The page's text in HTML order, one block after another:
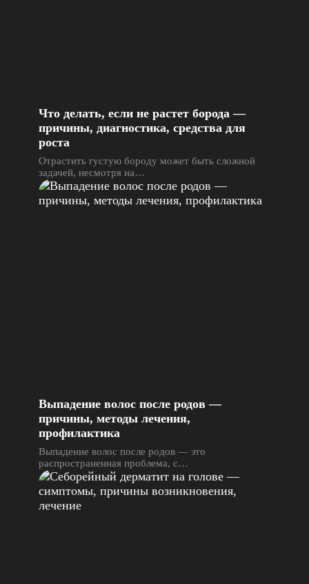
Что делать, если не растет борода —
причины, диагностика, средства для
роста
Отрастить густую бороду может быть сложной
задачей, несмотря на…
Выпадение волос после родов —
причины, методы лечения,
профилактика
Выпадение волос после родов — это
распространенная проблема, с…